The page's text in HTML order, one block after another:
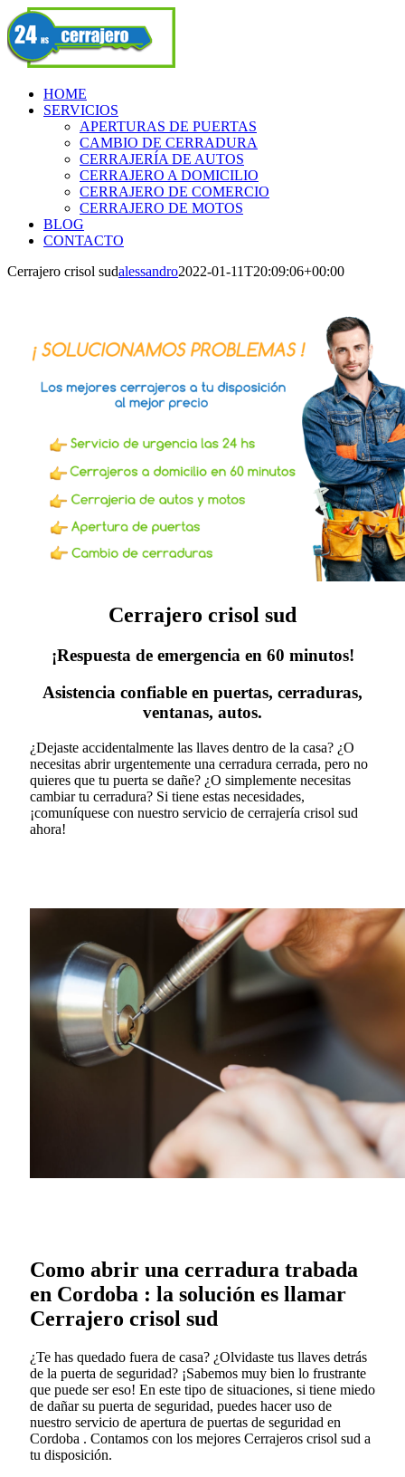
Skip
to
content
Facebook
HOME
SERVICIOS
APERTURAS DE PUERTAS
CAMBIO DE CERRADURA
CERRAJERÍA DE AUTOS
CERRAJERO A DOMICILIO
CERRAJERO DE COMERCIO
CERRAJERO DE MOTOS
BLOG
CONTACTO
Cerrajero crisol sudalessandro2022-01-11T20:09:06+00:00
Cerrajero crisol sud
¡Respuesta de emergencia en 60 minutos!
Asistencia confiable en puertas, cerraduras,
ventanas, autos.
¿Dejaste accidentalmente las llaves dentro de la casa? ¿O
necesitas abrir urgentemente una cerradura cerrada, pero no
quieres que tu puerta se dañe? ¿O simplemente necesitas
cambiar tu cerradura? Si tiene estas necesidades,
¡comuníquese con nuestro servicio de cerrajería crisol sud
ahora!
Como abrir una cerradura trabada
en Cordoba : la solución es llamar
Cerrajero crisol sud
¿Te has quedado fuera de casa? ¿Olvidaste tus llaves detrás
de la puerta de seguridad? ¡Sabemos muy bien lo frustrante
que puede ser eso! En este tipo de situaciones, si tiene miedo
de dañar su puerta de seguridad, puedes hacer uso de
nuestro servicio de apertura de puertas de seguridad en
Cordoba . Contamos con los mejores Cerrajeros crisol sud a
tu disposición.